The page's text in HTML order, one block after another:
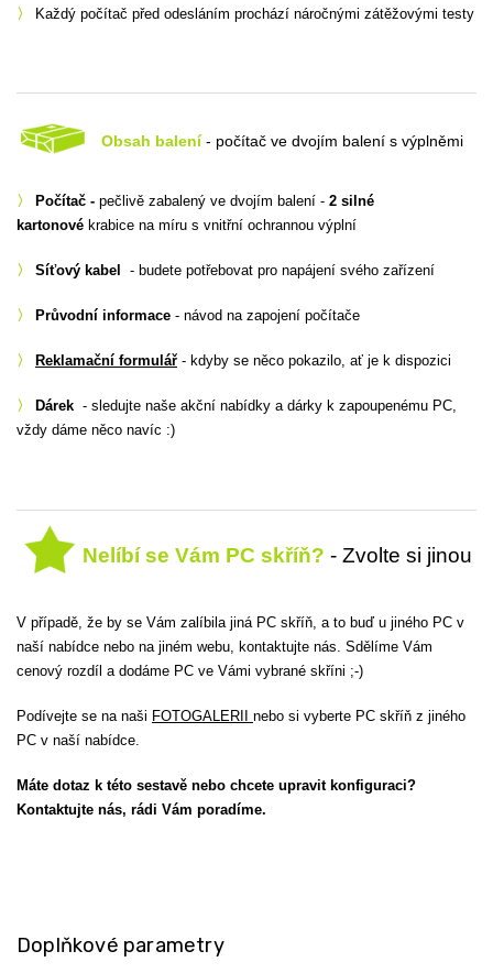
〉 Každý počítač před odesláním prochází náročnými zátěžovými testy
Obsah balení- počítač ve dvojím balení s výplněmi
〉 Počítač - pečlivě zabalený ve dvojím balení - 2 silné
kartonové krabice na míru s vnitřní ochrannou výplní
〉 Síťový kabel - budete potřebovat pro napájení svého zařízení
〉 Průvodní informace - návod na zapojení počítače
〉 Reklamační formulář - kdyby se něco pokazilo, ať je k dispozici
〉 Dárek - sledujte naše akční nabídky a dárky k zapoupenému PC,
vždy dáme něco navíc :)
Nelíbí se Vám PC skříň? - Zvolte si jinou
V případě, že by se Vám zalíbila jiná PC skříň, a to buď u jiného PC v
naší nabídce nebo na jiném webu, kontaktujte nás. Sdělíme Vám
cenový rozdíl a dodáme PC ve Vámi vybrané skříni ;-)
Podívejte se na naši FOTOGALERII nebo si vyberte PC skříň z jiného
PC v naší nabídce.
Máte dotaz k této sestavě nebo chcete upravit konfiguraci?
Kontaktujte nás, rádi Vám poradíme.
Doplňkové parametry